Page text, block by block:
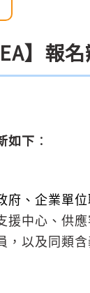
】報
如下 ：
府、企業單
援中心、供
，以及同類